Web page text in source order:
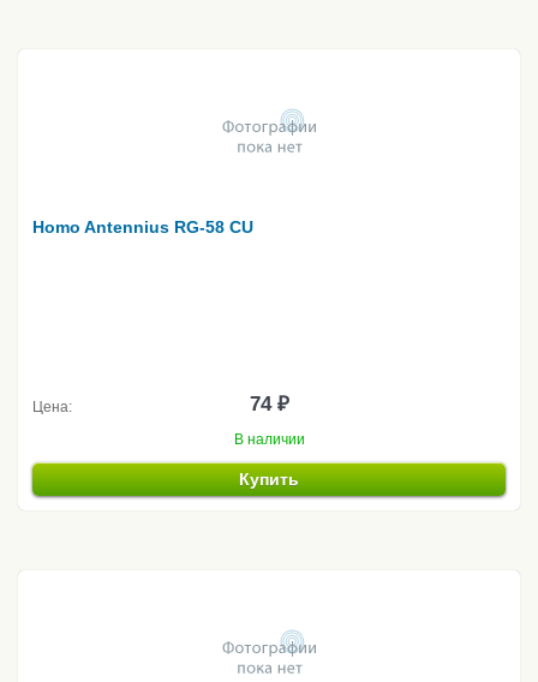
Homo Antennius RG-58 CU
Цена: 74 ₽
В наличии
Купить